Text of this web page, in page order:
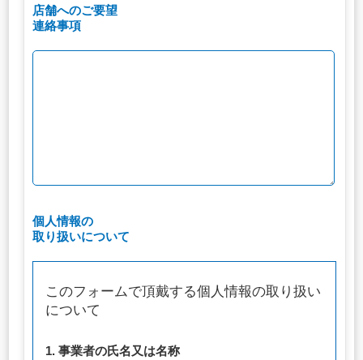
店舗へのご要望
連絡事項
個人情報の
取り扱いについて
このフォームで頂戴する個人情報の取り扱い
について
1. 事業者の氏名又は名称